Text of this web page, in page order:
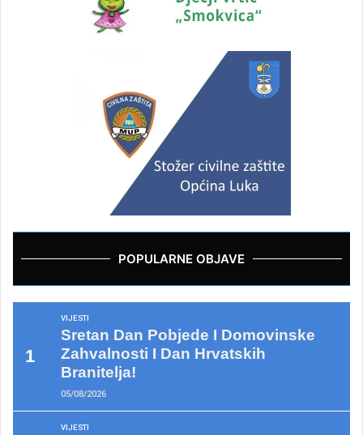
POPULARNE OBJAVE
VIJESTI
Sretan Dan Pobjede I Domovinske
Zahvalnosti I Dan Hrvatskih
Branitelja!
05/08/2026
VIJESTI